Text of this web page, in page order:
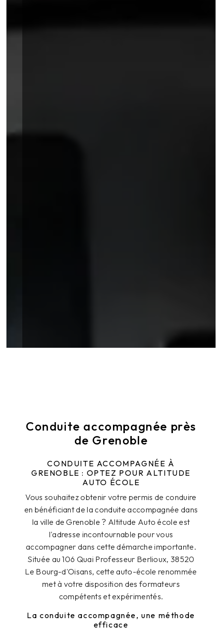
Conduite accompagnée près
de Grenoble
CONDUITE ACCOMPAGNÉE À
GRENOBLE : OPTEZ POUR ALTITUDE
AUTO ÉCOLE
Vous souhaitez obtenir votre permis de conduire
en bénéficiant de la conduite accompagnée dans
la ville de Grenoble ? Altitude Auto école est
l'adresse incontournable pour vous
accompagner dans cette démarche importante.
Située au 106 Quai Professeur Berlioux, 38520
Le Bourg-d'Oisans, cette auto-école renommée
met à votre disposition des formateurs
compétents et expérimentés.
La conduite accompagnée, une méthode
efficace